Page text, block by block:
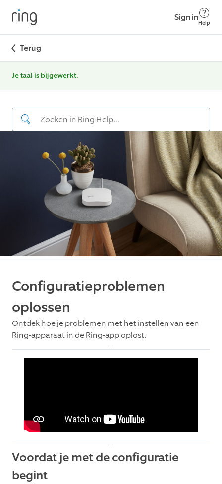
Sign in
Help
Terug
Je taal is bijgewerkt.
Configuratieproblemen
oplossen
Ontdek hoe je problemen met het instellen van een
Ring-apparaat in de Ring-app oplost.
Voordat je met de configuratie
begint